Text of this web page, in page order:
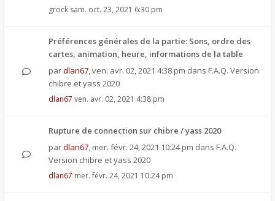
grock sam. oct. 23, 2021 6:30 pm
Préférences générales de la partie: Sons, ordre des
cartes, animation, heure, informations de la table
pardlan67,ven. avr. 02, 2021 4:38 pm dans F.A.Q. Version
chibre et yass 2020
dlan67 ven. avr. 02, 2021 4:38 pm
Rupture de connection sur chibre / yass 2020
pardlan67, mer. févr. 24, 2021 10:24 pm dans F.A.Q.
Version chibre et yass 2020
dlan67 mer. févr. 24, 2021 10:24 pm